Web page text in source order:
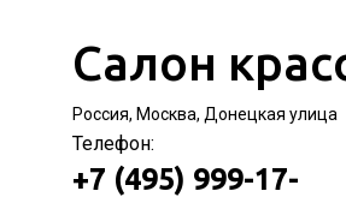
Салон
Россия, Москва, Донецкая улица
Телефон:
+7 (495) 999-17-